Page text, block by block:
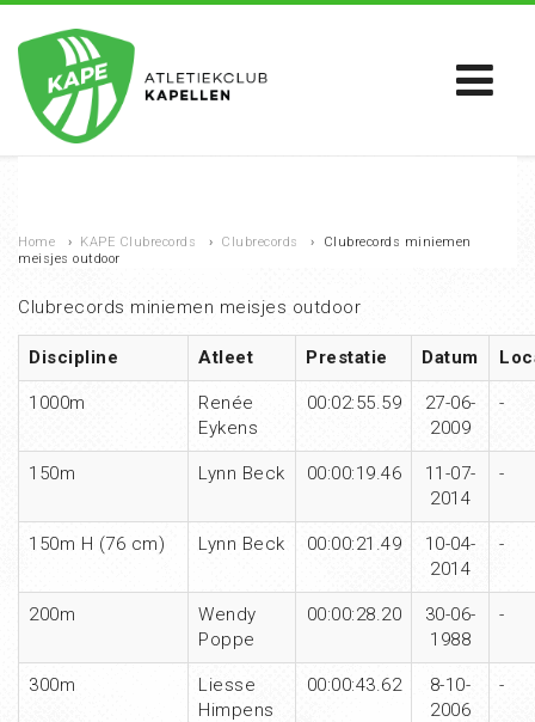
Home › KAPE Clubrecords › Clubrecords ›
Clubrecords miniemen
meisjes outdoor
Clubrecords miniemen meisjes outdoor
Discipline Atleet Prestatie Datum
1000m
Renée
Eykens
00:02:55.59
27-06-
2009
-
150m Lynn Beck 00:00:19.46
11-07-
2014
-
150m H (76 cm) Lynn Beck 00:00:21.49
10-04-
2014
-
200m
Wendy
Poppe
00:00:28.20
30-06-
1988
-
300m
Liesse
Himpens
00:00:43.62
8-10-
2006
-